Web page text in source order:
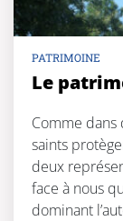
PATRIMOINE
Le
Comme dans
saints
deux
face à nous
dominant